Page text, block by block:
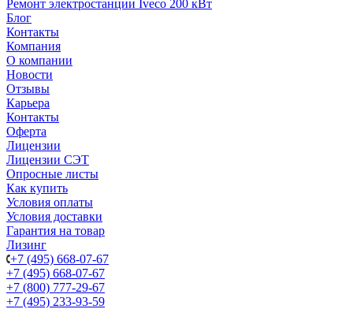
Ремонт электростанции Iveco 200 кВт
Блог
Контакты
Компания
О компании
Новости
Отзывы
Карьера
Контакты
Оферта
Лицензии
Лицензии СЭТ
Опросные листы
Как купить
Условия оплаты
Условия доставки
Гарантия на товар
Лизинг
+7 (495) 668-07-67
+7 (495) 668-07-67
+7 (800) 777-29-67
+7 (495) 233-93-59